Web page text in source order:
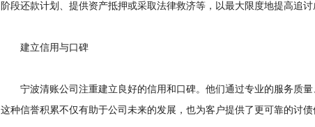
阶段还款计划、提供资产抵押或采取法律救济等，以最大限度地提高追讨
建立信用与口碑
宁波清账公司注重建立良好的信用和口碑。他们通过专业的服务质量
这种信誉积累不仅有助于公司未来的发展，也为客户提供了更可靠的讨债